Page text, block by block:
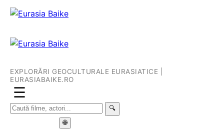
EXPLORĂRI GEOCULTURALE EURASIATICE |
EURASIABAIKE.RO
☰
🔍
🌐